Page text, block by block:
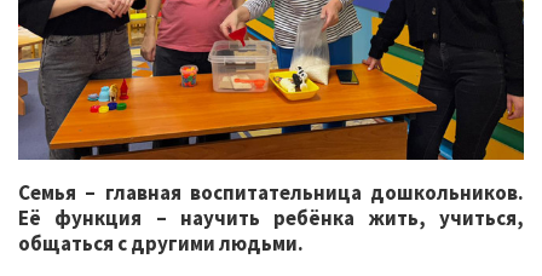
Семья – главная воспитательница дошкольников.
Её функция – научить ребёнка жить, учиться,
общаться с другими людьми.